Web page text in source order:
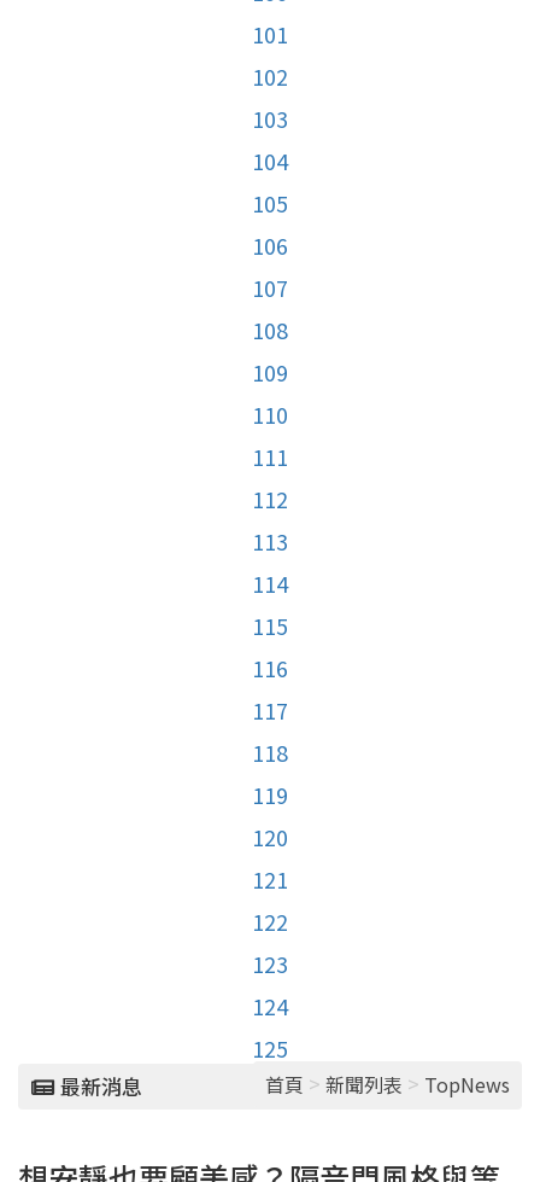
101
102
103
104
105
106
107
108
109
110
111
112
113
114
115
116
117
118
119
120
121
122
123
124
125
最新消息 首頁 > 新聞列表 > TopNews